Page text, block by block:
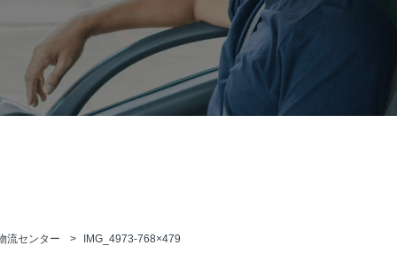
流センター IMG_4973-768×479